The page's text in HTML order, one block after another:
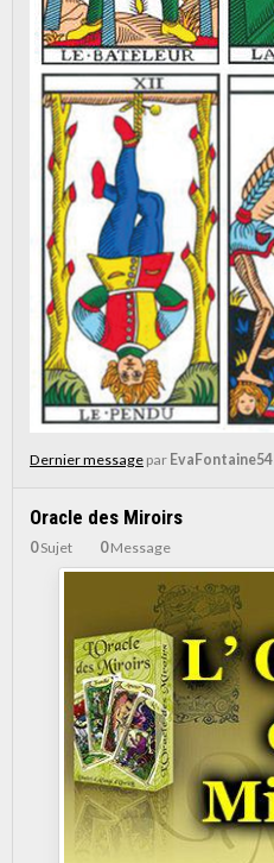
Dernier message par EvaFontaine54
Oracle des Miroirs
0Sujet 0Message